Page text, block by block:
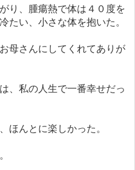
り、腫瘍熱で体は４０度を
たい、小さな体を抱いた。
母さんにしてくれてありが
、私の人生で一番幸せだっ
ほんとに楽しかった。